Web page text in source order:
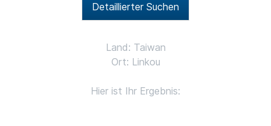
Detaillierter Suchen
Land: Taiwan
Ort: Linkou
Hier ist Ihr Ergebnis: